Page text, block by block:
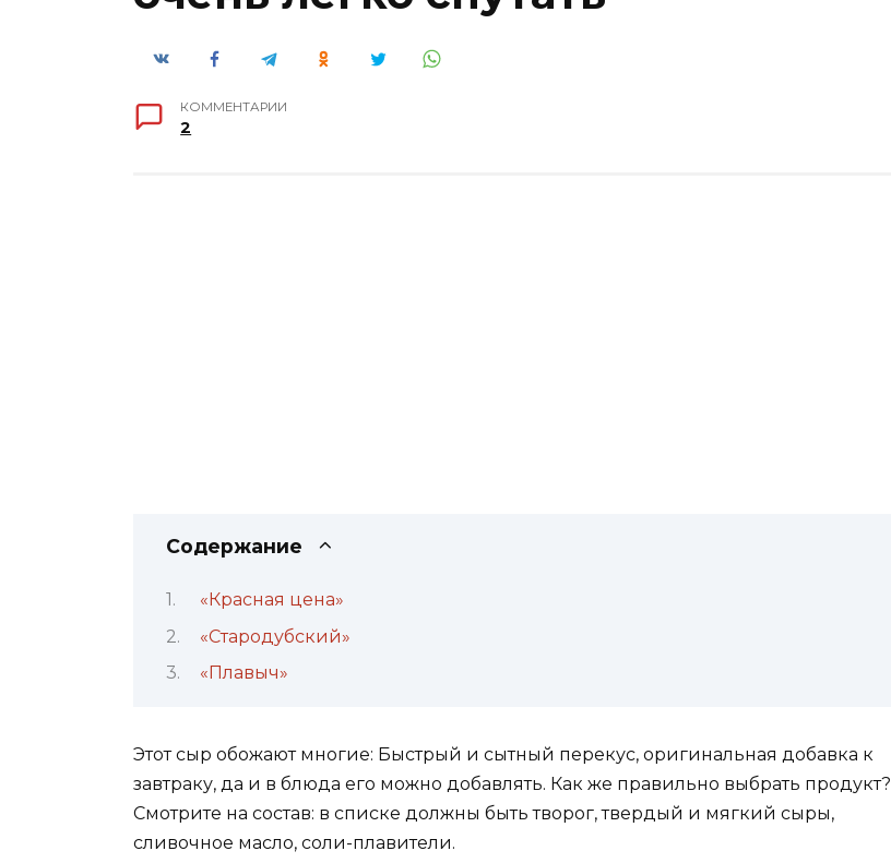
КОММЕНТАРИИ
2
Содержание
«Красная цена»
«Стародубский»
«Плавыч»
Этот сыр обожают многие: Быстрый и сытный перекус, оригинальная добавка к
завтраку, да и в блюда его можно добавлять. Как же правильно выбрать продукт?
Смотрите на состав: в списке должны быть творог, твердый и мягкий сыры,
сливочное масло, соли-плавители.